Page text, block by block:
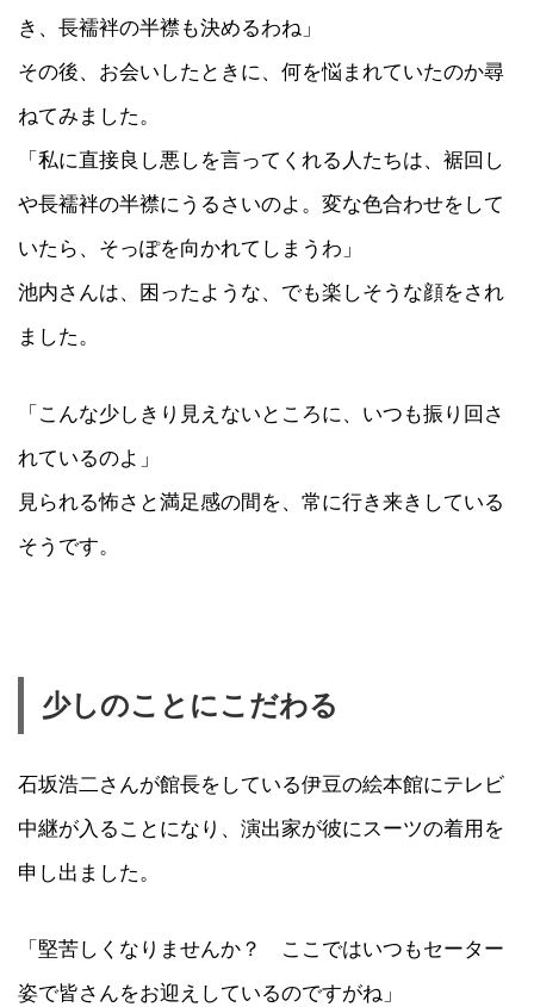
き、長襦袢の半襟も決めるわね」
その後、お会いしたときに、何を悩まれていたのか尋
ねてみました。
「私に直接良し悪しを言ってくれる人たちは、裾回し
や長襦袢の半襟にうるさいのよ。変な色合わせをして
いたら、そっぽを向かれてしまうわ」
池内さんは、困ったような、でも楽しそうな顔をされ
ました。
「こんな少しきり見えないところに、いつも振り回さ
れているのよ」
見られる怖さと満足感の間を、常に行き来きしている
そうです。
少しのことにこだわる
石坂浩二さんが館長をしている伊豆の絵本館にテレビ
中継が入ることになり、演出家が彼にスーツの着用を
申し出ました。
「堅苦しくなりませんか？ ここではいつもセーター
姿で皆さんをお迎えしているのですがね」